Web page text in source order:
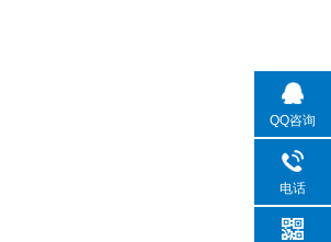
QQ咨询
电话